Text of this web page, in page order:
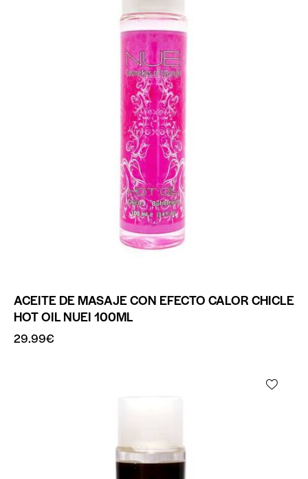
ACEITE DE MASAJE CON EFECTO CALOR CHICLE
HOT OIL NUEI 100ML
29.99€